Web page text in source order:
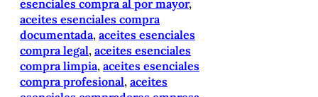
esenciales compra al por mayor
aceites esenciales compra
documentada, aceites esenciales
compra legal, aceites esenciales
compra limpia, aceites esenciales
compra profesional, aceites